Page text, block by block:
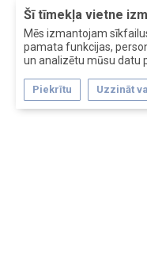
Šī tīmekļa vietne
Mēs izmantojam
pamata funkcijas,
un analizētu mūsu datu
Piekrītu Uzzināt